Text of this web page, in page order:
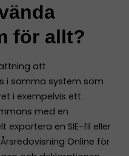
för allt?
att
i samma system som
i exempelvis ett
med en
exportera en SIE-fil eller
Online för